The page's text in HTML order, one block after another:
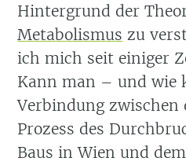
Hintergrund der
Metabolismus zu
ich mich seit einiger
Kann man – und wie
Verbindung zwischen
Prozess des
Baus in Wien und